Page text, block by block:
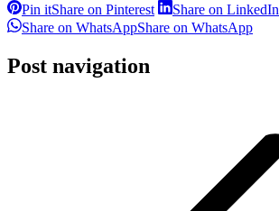
Pin itShare on Pinterest Share on LinkedIn
Share on WhatsAppShare on WhatsApp
Post navigation